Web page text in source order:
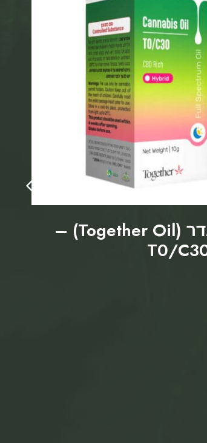
שמן טוגדר (Together Oil) –